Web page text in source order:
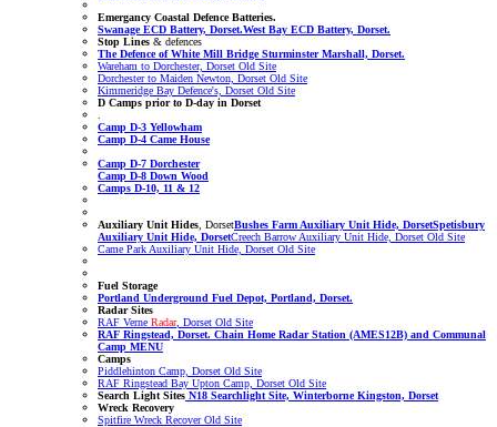
Emergancy Coastal Defence Batteries.
Swanage ECD Battery, Dorset.West Bay ECD Battery, Dorset.
Stop Lines & defences
The Defence of White Mill Bridge Sturminster Marshall, Dorset.
Wareham to Dorchester, Dorset Old Site
Dorchester to Maiden Newton, Dorset Old Site
Kimmeridge Bay Defence's, Dorset Old Site
D Camps prior to D-day in Dorset
Camp D-3 Yellowham
Camp D-4 Came House
Camp D-7 Dorchester
Camp D-8 Down Wood
Camps D-10, 11 & 12
Auxiliary Unit Hides , DorsetBushes Farm Auxiliary Unit Hide, DorsetSpetisbury
Auxiliary Unit Hide, DorsetCreech Barrow Auxiliary Unit Hide, Dorset Old Site
Came Park Auxiliary Unit Hide, Dorset Old Site
Fuel Storage
Portland Underground Fuel Depot, Portland, Dorset.
Radar Sites
RAF Verne Radar, Dorset Old Site
RAF Ringstead, Dorset. Chain Home Radar Station (AMES12B) and Communal
Camp MENU
Camps
Piddlehinton Camp, Dorset Old Site
RAF Ringstead Bay Upton Camp, Dorset Old Site
Search Light Sites N18 Searchlight Site, Winterborne Kingston, Dorset
Wreck Recovery
Spitfire Wreck Recover Old Site